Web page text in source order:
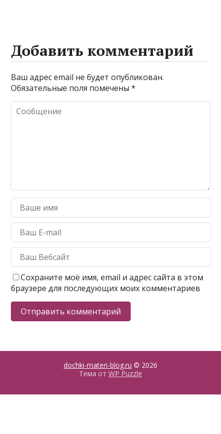
Добавить комментарий
Ваш адрес email не будет опубликован.
Обязательные поля помечены*
Сохраните моё имя, email и адрес сайта в этом
браузере для последующих моих комментариев
dochki-materi-blog.ru © 2026
Тема от WP Puzzle